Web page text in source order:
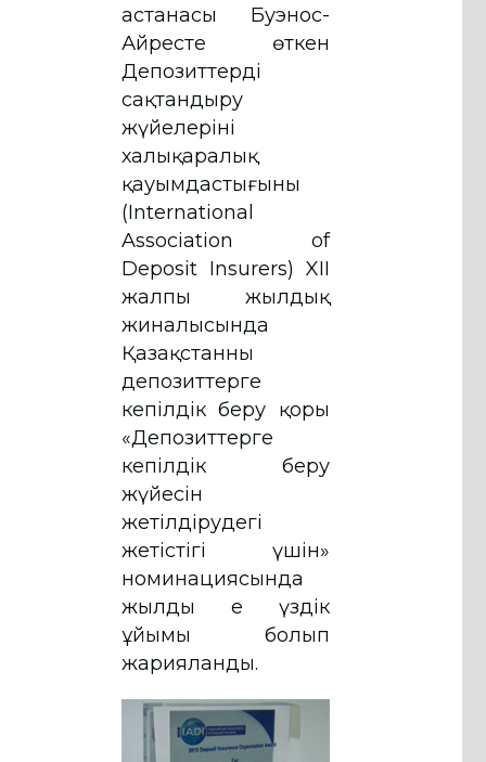
астанасы Буэнос-
Айресте өткен
Депозиттерді
сақтандыру
жүйелерінің
халықаралық
қауымдастығының
(International
Association of
Deposit Insurers) XII
жалпы жылдық
жиналысында
Қазақстанның
депозиттерге
кепілдік беру қоры
«Депозиттерге
кепілдік беру
жүйесін
жетілдірудегі
жетістігі үшін»
номинациясында
жылдың ең үздік
ұйымы болып
жарияланды.